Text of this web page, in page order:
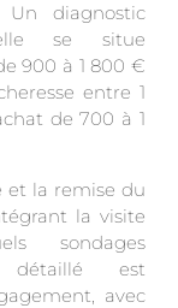
Un diagnostic
se situe
900 à 1 800 €
entre 1
de 700 à 1
et la remise du
la visite
sondages
détaillé est
avec